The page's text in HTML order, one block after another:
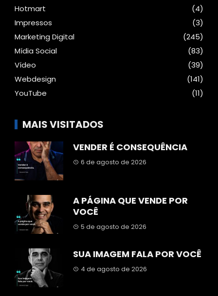
Hotmart
(4)
Impressos
(3)
Marketing Digital
(245)
Mídia Social
(83)
Vídeo
(39)
Webdesign
(141)
YouTube
(11)
MAIS VISITADOS
VENDER É CONSEQUÊNCIA
6 de agosto de 2026
A PÁGINA QUE VENDE POR
VOCÊ
5 de agosto de 2026
SUA IMAGEM FALA POR VOCÊ
4 de agosto de 2026